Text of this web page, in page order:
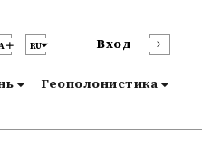
RU Вход
Геополонистика